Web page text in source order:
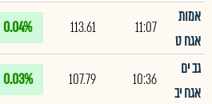
אמות
אגח ט
11:07
113.61
0.04%
גב ים
אגח יב
10:36
107.79
0.03%